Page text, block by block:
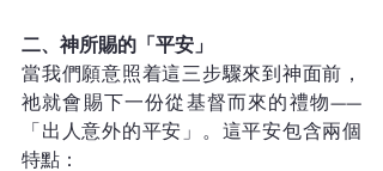
二、神所賜的「平安」
當我們願意照着這三步驟來到神面前，
祂就會賜下一份從基督而來的禮物——
「出人意外的平安」。這平安包含兩個
特點：